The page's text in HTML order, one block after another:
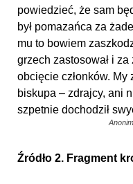
powiedzieć, że sam
był pomazańca za
mu to bowiem
grzech zastosował i
obcięcie członków.
biskupa – zdrajcy, ani
szpetnie dochodził
Źródło 2. Fragment